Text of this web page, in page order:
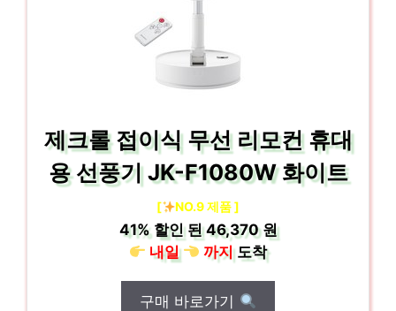
제크롤 접이식 무선 리모컨 휴대
용 선풍기 JK-F1080W 화이트
[ NO.9 제품 ]
41%할인 된46,370 원
내일
까지도착
구매 바로가기